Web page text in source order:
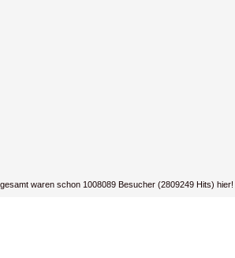
waren schon 1008089 Besucher (2809249 Hits) hier!